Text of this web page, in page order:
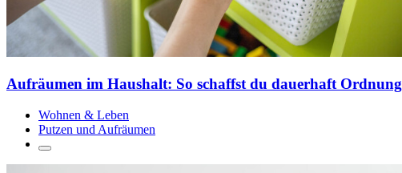
Aufräumen im Haushalt: So schaffst du dauerhaft Ordnung
Wohnen & Leben
Putzen und Aufräumen